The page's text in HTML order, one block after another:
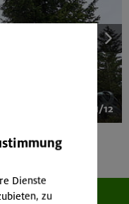
1/12
Dienste
zu